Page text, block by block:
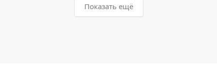
Показать ещё